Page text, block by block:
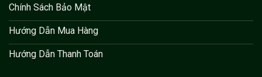
Chính Sách Bảo Mật
Hướng Dẫn Mua Hàng
Hướng Dẫn Thanh Toán